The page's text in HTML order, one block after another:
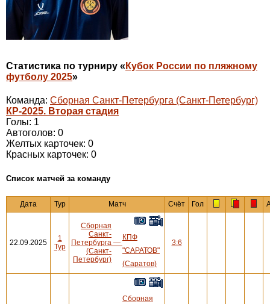
Статистика по турниру « Кубок России по пляжному
футболу 2025»
Команда: Сборная Санкт-Петербурга (Санкт-Петербург)
КР-2025. Вторая стадия
Голы: 1
Автоголов: 0
Желтых карточек: 0
Красных карточек: 0
Cписок матчей за команду
Дата Тур Матч Счёт Гол
22.09.2025
1
Тур
Сборная
Санкт-
Петербурга
(Санкт-
Петербург)
—
КПФ
"САРАТОВ"
(Саратов)
3:6
Сборная